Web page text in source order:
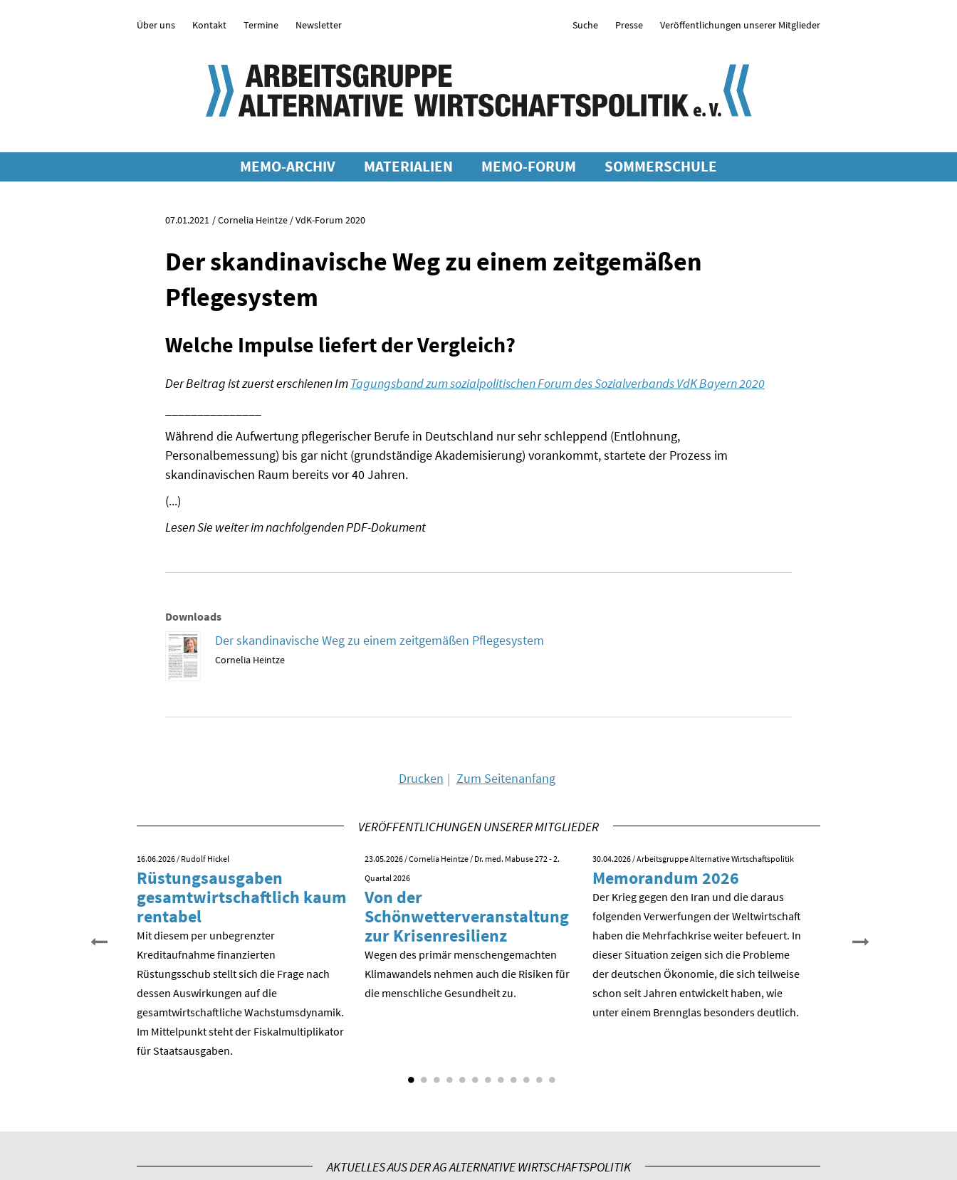
MEMO-ARCHIV MATERIALIEN MEMO-FORUM SOMMERSCHULE
Über uns Kontakt Termine Newsletter Suche Presse Veröffentlichungen unserer Mitglieder
07.01.2021 Cornelia Heintze / VdK-Forum 2020
Der skandinavische Weg zu einem zeitgemäßen
Pflegesystem
Welche Impulse liefert der Vergleich?
Der Beitrag ist zuerst erschienen ImTagungsband zum sozialpolitischen Forum des Sozialverbands VdK Bayern 2020
Während die Aufwertung pflegerischer Berufe in Deutschland nur sehr schleppend (Entlohnung,
Personalbemessung) bis gar nicht (grundständige Akademisierung) vorankommt, startete der Prozess im
skandinavischen Raum bereits vor 40 Jahren.
(...)
Lesen Sie weiter im nachfolgenden PDF-Dokument
Downloads
Der skandinavische Weg zu einem zeitgemäßen Pflegesystem
Cornelia Heintze
Drucken Zum Seitenanfang
VERÖFFENTLICHUNGEN UNSERER MITGLIEDER
Einheit. Aber was
16.06.2026/ Rudolf Hickel
Rüstungsausgaben
gesamtwirtschaftlich kaum
rentabel
Mit diesem per unbegrenzter
Kreditaufnahme finanzierten
Rüstungsschub stellt sich die Frage nach
dessen Auswirkungen auf die
gesamtwirtschaftli­che Wachstumsdynamik.
Im Mittelpunkt steht der Fiskalmultiplikator
für Staatsausgaben.
23.05.2026/ Cornelia Heintze / Dr. med. Mabuse 272 - 2.
Quartal 2026
Von der
Schönwetterveranstaltung
zur Krisenresilienz
Wegen des primär menschengemachten
Klimawandels nehmen auch die Risiken für
die menschliche Gesundheit zu.
30.04.2026/ Arbeitsgruppe Alternative Wirtschaftspolitik
Memorandum 2026
Der Krieg gegen den Iran und die daraus
folgenden Verwerfungen der Weltwirtschaft
haben die Mehrfachkrise weiter befeuert. In
dieser Situation zeigen sich die Probleme
der deutschen Ökonomie, die sich teilweise
schon seit Jahren entwickelt haben, wie
unter einem Brennglas besonders deutlich.
Nicht Deindustrialisierung,
AKTUELLES AUS DER AG ALTERNATIVE WIRTSCHAFTSPOLITIK